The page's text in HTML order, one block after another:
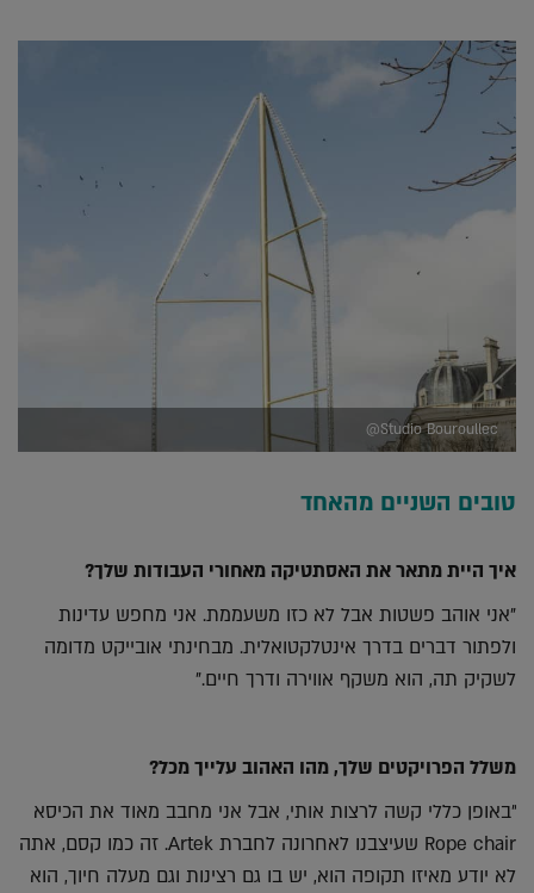
Studio Bouroullec@
טובים השניים מהאחד
איך היית מתאר את האסתטיקה מאחורי העבודות שלך?
"אני אוהב פשטות אבל לא כזו משעממת. אני מחפש עדינות
ולפתור דברים בדרך אינטלקטואלית. מבחינתי אובייקט מדומה
לשקיק תה, הוא משקף אווירה ודרך חיים."
משלל הפרויקטים שלך, מהו האהוב עלייך מכל?
"באופן כללי קשה לרצות אותי, אבל אני מחבב מאוד את הכיסא
Rope chair שעיצבנו לאחרונה לחברת Artek. זה כמו קסם, אתה
לא יודע מאיזו תקופה הוא, יש בו גם רצינות וגם מעלה חיוך, הוא